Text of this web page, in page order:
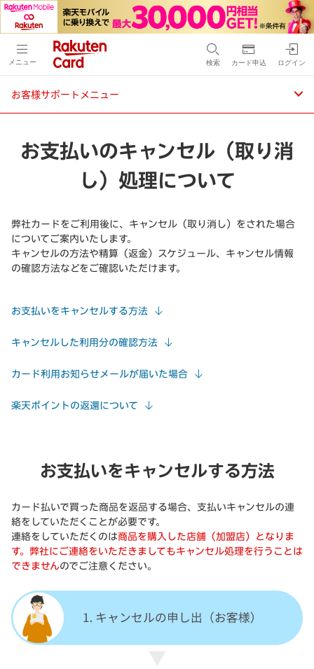
メニュー 検索 カード申込 ログイン
お客様サポートメニュー
お支払いのキャンセル（取り消
し）処理について
弊社カードをご利用後に、キャンセル（取り消し）をされた場合
についてご案内いたします。
キャンセルの方法や精算（返金）スケジュール、キャンセル情報
の確認方法などをご確認いただけます。
お支払いをキャンセルする方法
キャンセルした利用分の確認方法
カード利用お知らせメールが届いた場合
楽天ポイントの返還について
お支払いをキャンセルする方法
カード払いで買った商品を返品する場合、支払いキャンセルの連
絡をしていただくことが必要です。
連絡をしていただくのは商品を購入した店舗（加盟店）となりま
す。弊社にご連絡をいただきましてもキャンセル処理を行うことは
できませんのでご注意ください。